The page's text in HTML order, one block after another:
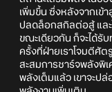
เพิ่มขึ้น ซึ่งหลังจากเข้
ปลดล็อกสกิลต่อสู้ และ
ขณะเดียวกัน ก็จะได้รั
ครั้งที่ฝ่ายเราโจมตีศัต
สะสมการชาร์จพลังพิ
พลังเต็มแล้ว เขาจะป